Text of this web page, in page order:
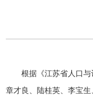
根据《江苏省人口
章才良、陆桂英、李宝